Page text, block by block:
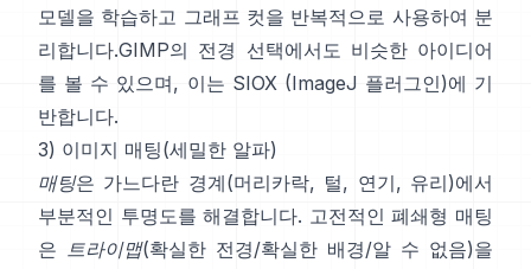
모델을 학습하고 그래프 컷을 반복적으로 사용하여 분
리합니다.GIMP의 전경 선택에서도 비슷한 아이디어
를 볼 수 있으며, 이는 SIOX (ImageJ 플러그인)에 기
반합니다.
3) 이미지 매팅(세밀한 알파)
매팅은 가느다란 경계(머리카락, 털, 연기, 유리)에서
부분적인 투명도를 해결합니다. 고전적인 폐쇄형 매팅
은 트라이맵(확실한 전경/확실한 배경/알 수 없음)을